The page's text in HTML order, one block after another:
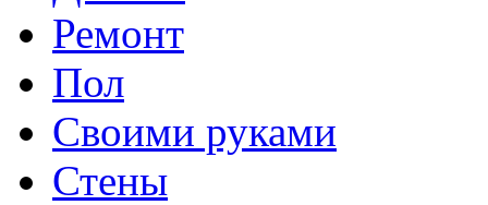
Ремонт
Пол
Своими руками
Стены